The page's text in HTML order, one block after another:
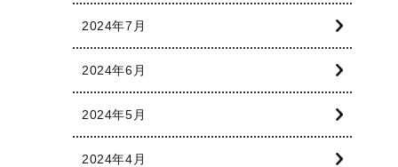
2024年7月
2024年6月
2024年5月
2024年4月